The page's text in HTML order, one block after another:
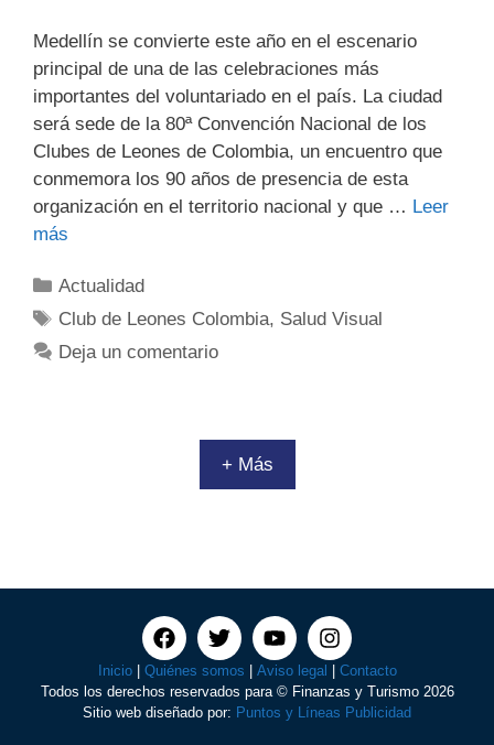
Medellín se convierte este año en el escenario
principal de una de las celebraciones más
importantes del voluntariado en el país. La ciudad
será sede de la 80ª Convención Nacional de los
Clubes de Leones de Colombia, un encuentro que
conmemora los 90 años de presencia de esta
organización en el territorio nacional y que … Leer
más
Actualidad
Club de Leones Colombia, Salud Visual
Deja un comentario
+ Más
Inicio| Quiénes somos Aviso legal
Contacto
Todos los derechos reservados para © Finanzas y Turismo 2026
Sitio web diseñado por: Puntos y Líneas Publicidad